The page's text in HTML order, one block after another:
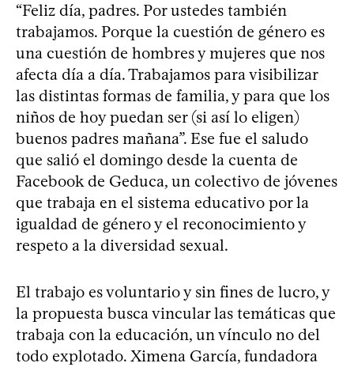
“Feliz día, padres. Por ustedes también
trabajamos. Porque la cuestión de género es
una cuestión de hombres y mujeres que nos
afecta día a día. Trabajamos para visibilizar
las distintas formas de familia, y para que los
niños de hoy puedan ser (si así lo eligen)
buenos padres mañana”. Ese fue el saludo
que salió el domingo desde la cuenta de
Facebook de Geduca, un colectivo de jóvenes
que trabaja en el sistema educativo por la
igualdad de género y el reconocimiento y
respeto a la diversidad sexual.
El trabajo es voluntario y sin fines de lucro, y
la propuesta busca vincular las temáticas que
trabaja con la educación, un vínculo no del
todo explotado. Ximena García, fundadora